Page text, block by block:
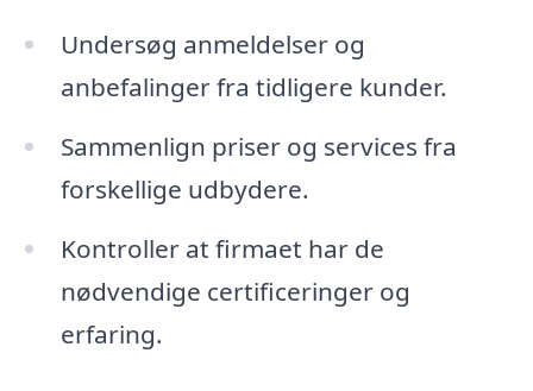
Undersøg anmeldelser og
anbefalinger fra tidligere kunder.
Sammenlign priser og services fra
forskellige udbydere.
Kontroller at firmaet har de
nødvendige certificeringer og
erfaring.